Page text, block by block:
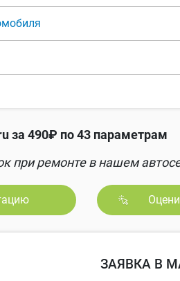
490₽ по 43 параметрам
при ремонте в нашем
ЗАЯВКА В